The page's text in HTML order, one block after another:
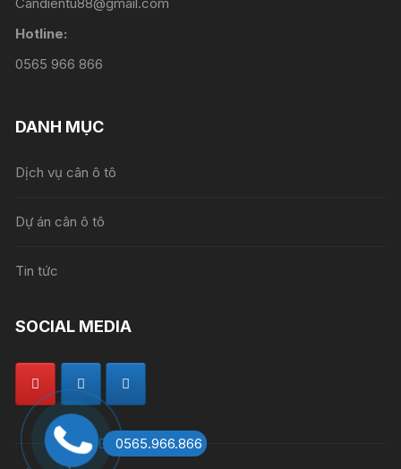
Hotline:
0565 966 866
DANH MỤC
Dịch vụ cân ô tô
Dự án cân ô tô
Tin tức
SOCIAL MEDIA
0565.966.866